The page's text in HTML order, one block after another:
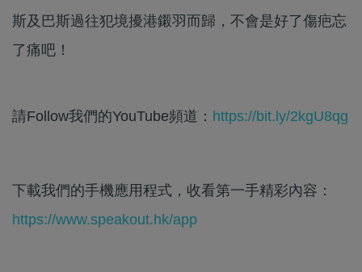
斯及巴斯過往犯境擾港鎩羽而歸，不會是好了傷疤忘
了痛吧！
請Follow我們的YouTube頻道： https://bit.ly/2kgU8qg
下載我們的手機應用程式，收看第一手精彩內容：
https://www.speakout.hk/app